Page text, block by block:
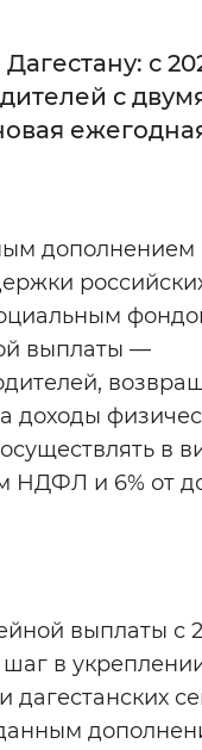
С засечками
буквами
Выключены
настройки
с
с
дополнением
выплаты —
доходы
в
НДФЛ и 6% от
выплаты с
в
дагестанских